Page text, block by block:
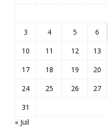
3
4 5 6
10
11 12 13
17
18 19 20
24
25 26 27
31
« Juil